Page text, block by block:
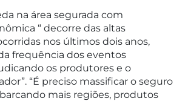
na área segurada com
“ decorre das altas
nos últimos dois anos,
frequência dos eventos
os produtores e o
“É preciso massificar o seguro
mais regiões, produtos